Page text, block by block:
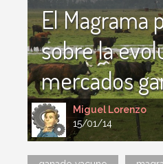
Miguel Lorenzo
15/01/14
El Magrama
sobre la
mercados